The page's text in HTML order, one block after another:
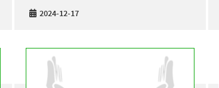
2024-12-17